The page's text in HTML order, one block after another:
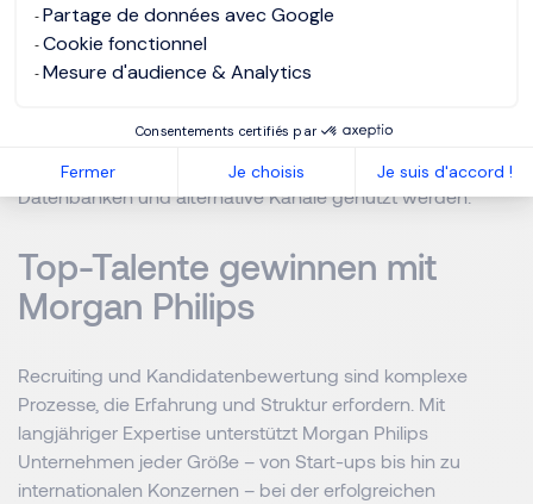
Partage de données avec Google
Cookie fonctionnel
Mesure d'audience & Analytics
Consentements certifiés par
Fermer Je choisis Je suis d'accord !
Klare, ehrliche und zielgruppengerechte Beschreibungen
ziehen passende Kandidaten an.
Neben Jobbörsen sollten auch soziale Netzwerke,
Datenbanken und alternative Kanäle genutzt werden.
Top-Talente gewinnen mit
Morgan Philips
Recruiting und Kandidatenbewertung sind komplexe
Prozesse, die Erfahrung und Struktur erfordern. Mit
langjähriger Expertise unterstützt Morgan Philips
Unternehmen jeder Größe – von Start-ups bis hin zu
internationalen Konzernen – bei der erfolgreichen